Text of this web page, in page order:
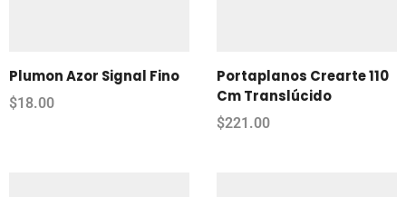
Plumon Azor Signal Fino
$18.00
Portaplanos Crearte 110
Cm Translúcido
$221.00